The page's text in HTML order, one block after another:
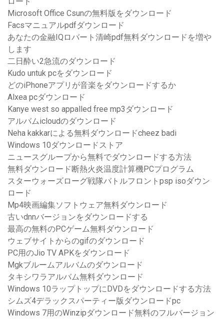
Microsoft Office Csunの無料版をダウンロード
Facsマニュアルpdfダウンロード
あなたの金融IQロバート清崎pdf無料ダウンロードを増や
します
二日酔い2急流のダウンロード
Kudo untuk pcをダウンロード
どのiPhoneアプリが音楽をダウンロードするか
Alxea pcダウンロード
Kanye west so appalled free mp3ダウンロード
アルバムicloudのダウンロード
Neha kakkarによる無料ダウンロードcheez badi
Windows 10ダウンロードストア
ニュースグループから無料でダウンロードする方法
無料ダウンロード断熱火炎温度計算機PCプログラム
スターウォーズローグ戦隊バトルフロントpsp isoダウン
ロード
Mp4映画編集ソフトウェア無料ダウンロード
古いdnnバージョンをダウンロードする
最高の無料のPCゲーム無料ダウンロード
ウェブサイトからのgifのダウンロード
PC用のJio TV APKをダウンロード
Mgkブルームアルバムのダウンロード
タキシワラアルバム無料ダウンロード
Windows 10ラップトップにDVDをダウンロードする方法
シムズ4デラックスパーティー版ダウンロードpc
Windows 7用のWinzipダウンロード無料のフルバージョン